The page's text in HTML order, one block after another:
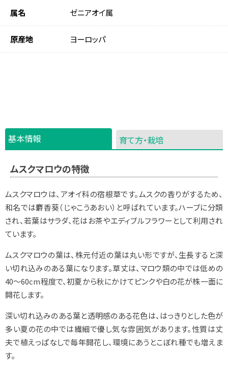
属名 ゼニアオイ属
原産地 ヨーロッパ
基本情報 育て方・栽培
ムスクマロウの特徴
ムスクマロウは、アオイ科の宿根草です。ムスクの香りがするため、
和名では麝香葵（じゃこうあおい）と呼ばれています。ハーブに分類
され、若葉はサラダ、花はお茶やエディブルフラワーとして利用され
ています。
ムスクマロウの葉は、株元付近の葉は丸い形ですが、生長すると深
い切れ込みのある葉になります。草丈は、マロウ類の中では低めの
40～60cm程度で、初夏から秋にかけてピンクや白の花が株一面に
開花します。
深い切れ込みのある葉と透明感のある花色は、はっきりとした色が
多い夏の花の中では繊細で優し気な雰囲気があります。性質は丈
夫で植えっぱなしで毎年開花し、環境にあうとこぼれ種でも増えま
す。